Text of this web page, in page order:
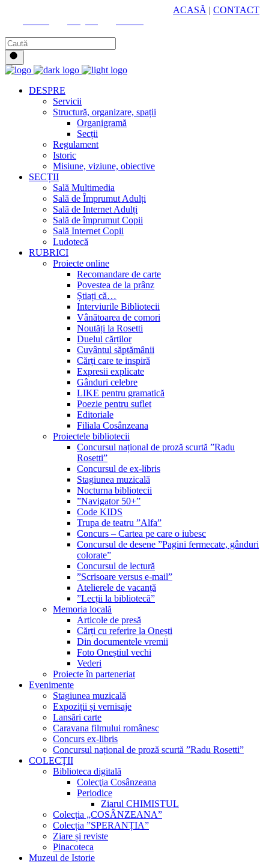
ACASĂ | CONTACT
DESPRE
Servicii
Structură, organizare, spații
Organigramă
Secții
Regulament
Istoric
Misiune, viziune, obiective
SECȚII
Sală Multimedia
Sală de Împrumut Adulți
Sală de Internet Adulți
Sală de împrumut Copii
Sală Internet Copii
Ludotecă
RUBRICI
Proiecte online
Recomandare de carte
Povestea de la prânz
Știați că…
Interviurile Bibliotecii
Vânătoarea de comori
Noutăți la Rosetti
Duelul cărților
Cuvântul săptămânii
Cărți care te inspiră
Expresii explicate
Gânduri celebre
LIKE pentru gramatică
Poezie pentru suflet
Editoriale
Filiala Cosânzeana
Proiectele bibliotecii
Concursul național de proză scurtă ”Radu
Rosetti”
Concursul de ex-libris
Stagiunea muzicală
Nocturna bibliotecii
”Navigator 50+”
Code KIDS
Trupa de teatru ”Alfa”
Concurs – Cartea pe care o iubesc
Concursul de desene ”Pagini fermecate, gânduri
colorate”
Concursul de lectură
”Scrisoare versus e-mail”
Atelierele de vacanță
”Lecții la bibliotecă”
Memoria locală
Articole de presă
Cărți cu referire la Onești
Din documentele vremii
Foto Oneștiul vechi
Vederi
Proiecte în parteneriat
Evenimente
Stagiunea muzicală
Expoziții și vernisaje
Lansări carte
Caravana filmului românesc
Concurs ex-libris
Concursul național de proză scurtă ”Radu Rosetti”
COLECŢII
Biblioteca digitală
Colecţia Cosânzeana
Periodice
Ziarul CHIMISTUL
Colecția „COSÂNZEANA”
Colecția ”SPERANȚIA”
Ziare și reviste
Pinacoteca
Muzeul de Istorie